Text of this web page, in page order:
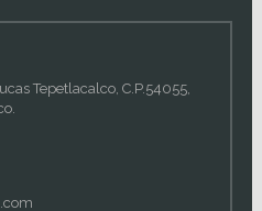
Tepetlacalco, C.P.54055,